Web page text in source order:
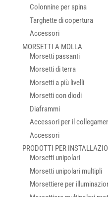
Colonnine per spina
Targhette di copertura
Accessori
MORSETTI A MOLLA
Morsetti passanti
Morsetti di terra
Morsetti a più livelli
Morsetti con diodi
Diaframmi
Accessori per il
Accessori
PRODOTTI PER
Morsetti unipolari
Morsetti unipolari multipli
Morsettiere per